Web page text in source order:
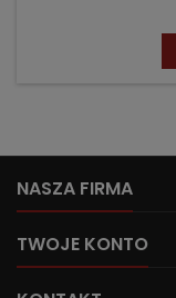
NASZA FIRMA
TWOJE KONTO